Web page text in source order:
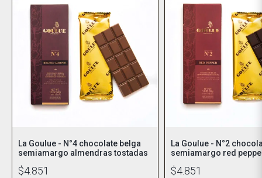
La Goulue - N°4 chocolate belga
semiamargo almendras tostadas
$4.851
La Goulue - N°2
semiamargo red
$4.851